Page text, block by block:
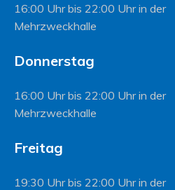
16:00 Uhr bis 22:00 Uhr in der
Mehrzweckhalle
Donnerstag
16:00 Uhr bis 22:00 Uhr in der
Mehrzweckhalle
Freitag
19:30 Uhr bis 22:00 Uhr in der